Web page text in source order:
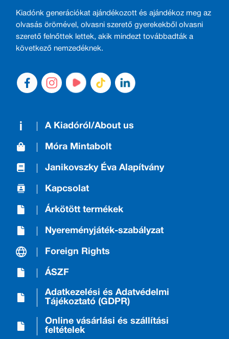
Kiadónk generációkat ajándékozott és ajándékoz meg az
olvasás örömével, olvasni szerető gyerekekből olvasni
szerető felnőttek lettek, akik mindezt továbbadták a
következő nemzedéknek.
A Kiadóról/About us
Móra Mintabolt
Janikovszky Éva Alapítvány
Kapcsolat
Árkötött termékek
Nyereményjáték-szabályzat
Foreign Rights
ÁSZF
Adatkezelési és Adatvédelmi
Tájékoztató (GDPR)
Online vásárlási és szállítási
feltételek